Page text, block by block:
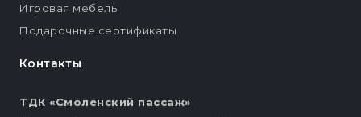
Контакты
ТДК «Смоленский пассаж»
Игровая мебель
Подарочные сертификаты